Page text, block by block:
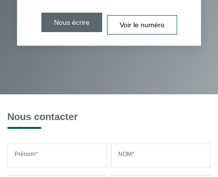
Nous écrire Voir le numéro
Nous contacter
Prénom* NOM*